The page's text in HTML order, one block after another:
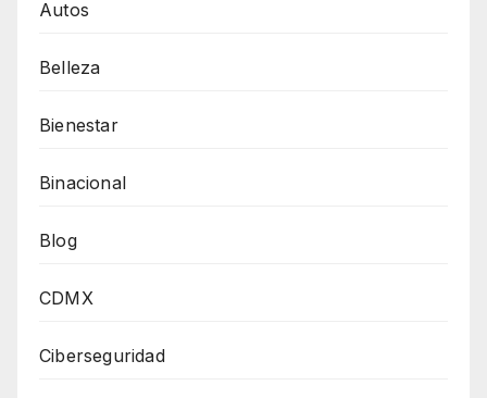
Autos
Belleza
Bienestar
Binacional
Blog
CDMX
Ciberseguridad